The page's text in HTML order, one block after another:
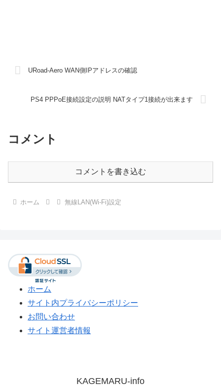
URoad-Aero WAN側IPアドレスの確認
PS4 PPPoE接続設定の説明 NATタイプ1接続が出来ます
コメント
コメントを書き込む
ホーム 無線LAN(Wi-Fi)設定
ホーム
サイト内プライバシーポリシー
お問い合わせ
サイト運営者情報
KAGEMARU-info